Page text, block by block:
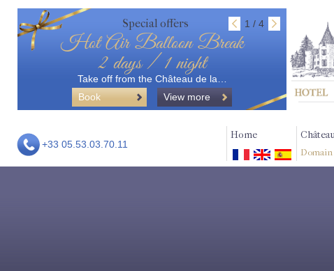
Special offers 1 / 4
Hot Air Balloon Break
2 days / 1 night
Take off from the Château de la…
Book
View more
+33 05.53.03.70.11
Home
Domain